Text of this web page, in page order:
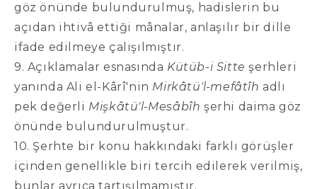
göz önünde bulundurulmuş, hadislerin bu
açıdan ihtivâ ettiği mânalar, anlaşılır bir dille
ifade edilmeye çalışılmıştır.
9. Açıklamalar esnasında Kütüb-i Sitte şerhleri
yanında Ali el-Kârî'nin Mirkâtü'l-mefâtîhadlı
pek değerli Mişkâtü'l-Mesâbîh şerhi daima göz
önünde bulundurulmuştur.
10. Şerhte bir konu hakkındaki farklı görüşler
içinden genellikle biri tercih edilerek verilmiş,
bunlar ayrıca tartışılmamıştır.